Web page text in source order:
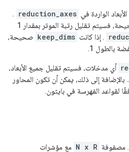
الواردة في reduction_axes
.
صحيحة، فسيتم تقليل رتبة الموتر بمقدار 1
. إذا كانت keep_dims صحيحة،
بالطول 1.
أي مدخلات، فسيتم تقليل جميع الأبعاد،
إلى ذلك، يمكن أن تكون المحاور
لقواعد الفهرسة في بايثون.
N x R مع مؤشرات